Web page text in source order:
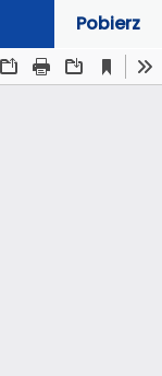
Pobierz